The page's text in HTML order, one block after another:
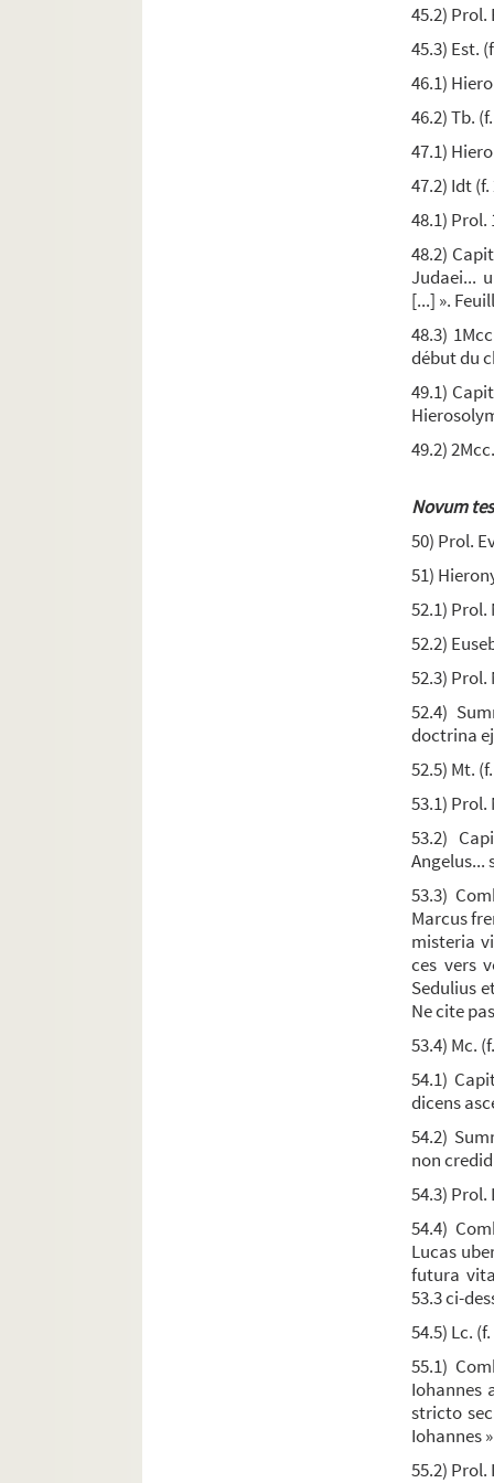
Ms. 174-175. Partie de Bartolomeo
Ms. 177. Isidore de Séville. « Liber
Ms. 179. [Titre absent ou non renseigné]
Ms. 180. [Titre absent ou non renseigné]
Ms. 181. [Titre absent ou non renseigné]
Ms. 182. [Titre absent ou non renseigné]
Ms. 183. [Titre absent ou non renseigné]
Ms. 184. S. Grégoire le Grand. « Homeliæ
Ms. 186. Dialogues de S. Grégoire et Vies des
Ms. 187. Jacques Fouquier. — Viridarium
Ms. 190. Recueil de petits traités
Ms. 191. Recueil d'oeuvres spirituelles et
Ms. 192. [Titre absent ou non renseigné]
Ms. 193. Alain du Pui. « Theologicum doctrinale
Distinctiones
Ms. 196. [Titre absent ou non renseigné]
Ms. 197. Hugo Ripelin de Argentina,
Ms. 198. « In nomine Patris et Filii et Spiritus
Ms. 199. Henri Goethals, dit de Gand. —
Ms. 200. « Summa theologie ex dictis
Ms. 201. [Titre absent ou non renseigné]
De
Ms. 205. [Titre absent ou non renseigné]
Ms. 209. Sententiæ et quæstiones ex multis
Ms. 212. [Titre absent ou non renseigné]
Ms. 213. Guillaume Péraud. — « Summa
Summa theologiae,
In Dyonisium de
Ms. 216. [Titre absent ou non renseigné]
Ms. 217. [Titre absent ou non renseigné]
45.2) Prol.
45.3) Est.
46.1)
46.2) Tb.
47.1)
47.2) Idt (f.
48.1) Prol.
48.2)
Judaei...
[...] ».
48.3)
début du
49.1)
49.2)
Novum
50) Prol.
51)
52.1) Prol.
52.2)
52.3) Prol.
52.4)
doctrina
52.5) Mt.
53.1) Prol.
53.2)
Angelus...
53.3)
Marcus
misteria
ces vers
Sedulius
Ne cite
53.4) Mc.
54.1)
dicens
54.2)
non
54.3) Prol.
54.4)
Lucas
futura
53.3 ci-
54.5) Lc.
55.1)
Iohannes
stricto
Iohannes
55.2) Prol.